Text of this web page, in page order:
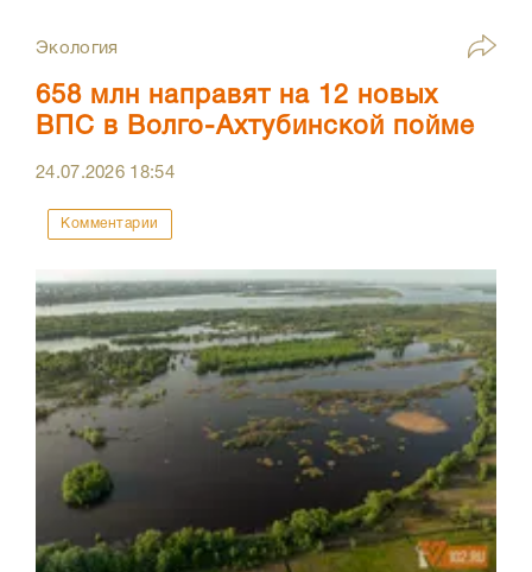
Экология
658 млн направят на 12 новых
ВПС в Волго-Ахтубинской пойме
24.07.2026 18:54
Комментарии